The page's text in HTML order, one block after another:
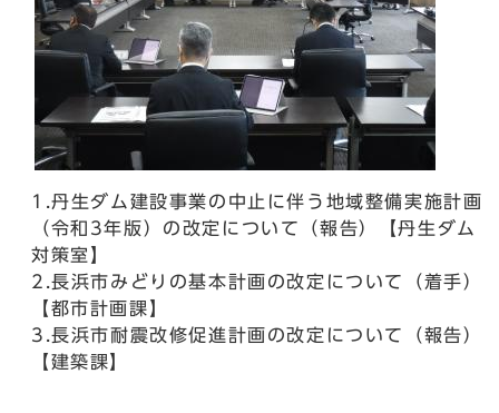
1.丹生ダム建設事業の中止に伴う地域整備実施計画
（令和3年版）の改定について（報告）【丹生ダム
対策室】
2.長浜市みどりの基本計画の改定について（着手）
【都市計画課】
3.長浜市耐震改修促進計画の改定について（報告）
【建築課】